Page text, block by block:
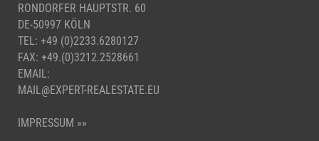
RONDORFER HAUPTSTR. 60
DE-50997 KÖLN
TEL: +49 (0)2233.6280127
FAX: +49.(0)3212.2528661
EMAIL:
MAIL@EXPERT-REALESTATE.EU
IMPRESSUM »»